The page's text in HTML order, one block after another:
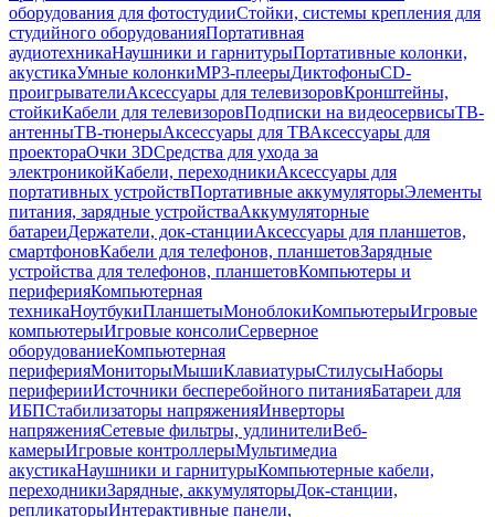
оборудования для фотостудииСтойки, системы крепления для
студийного оборудованияПортативная
аудиотехникаНаушники и гарнитурыПортативные колонки,
акустикаУмные колонкиMP3-плеерыДиктофоныCD-
проигрывателиАксессуары для телевизоровКронштейны,
стойкиКабели для телевизоровПодписки на видеосервисыТВ-
антенныТВ-тюнерыАксессуары для ТВАксессуары для
проектораОчки 3DСредства для ухода за
электроникойКабели, переходникиАксессуары для
портативных устройствПортативные аккумуляторыЭлементы
питания, зарядные устройстваАккумуляторные
батареиДержатели, док-станцииАксессуары для планшетов,
смартфоновКабели для телефонов, планшетовЗарядные
устройства для телефонов, планшетовКомпьютеры и
периферияКомпьютерная
техникаНоутбукиПланшетыМоноблокиКомпьютерыИгровые
компьютерыИгровые консолиСерверное
оборудованиеКомпьютерная
периферияМониторыМышиКлавиатурыСтилусыНаборы
периферииИсточники бесперебойного питанияБатареи для
ИБПСтабилизаторы напряженияИнверторы
напряженияСетевые фильтры, удлинителиВеб-
камерыИгровые контроллерыМультимедиа
акустикаНаушники и гарнитурыКомпьютерные кабели,
переходникиЗарядные, аккумуляторыДок-станции,
репликаторыИнтерактивные панели,